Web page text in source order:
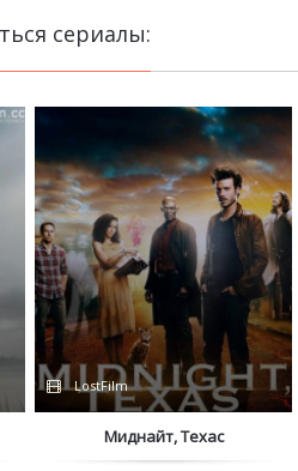
сериалы:
LostFilm
Миднайт, Техас